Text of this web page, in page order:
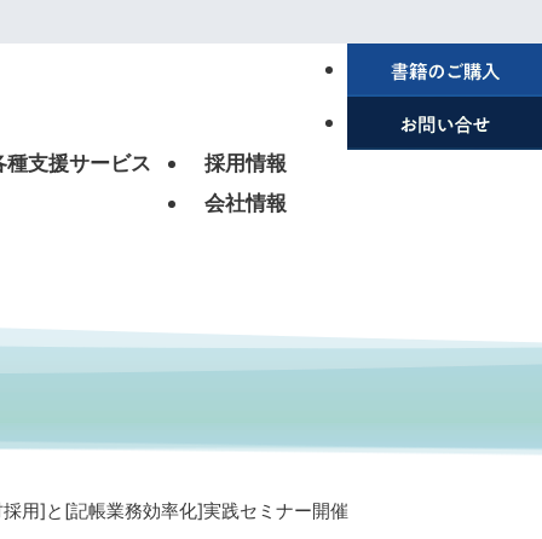
種支援サービス
採用情報
会社情報
用]と[記帳業務効率化]実践セミナー開催